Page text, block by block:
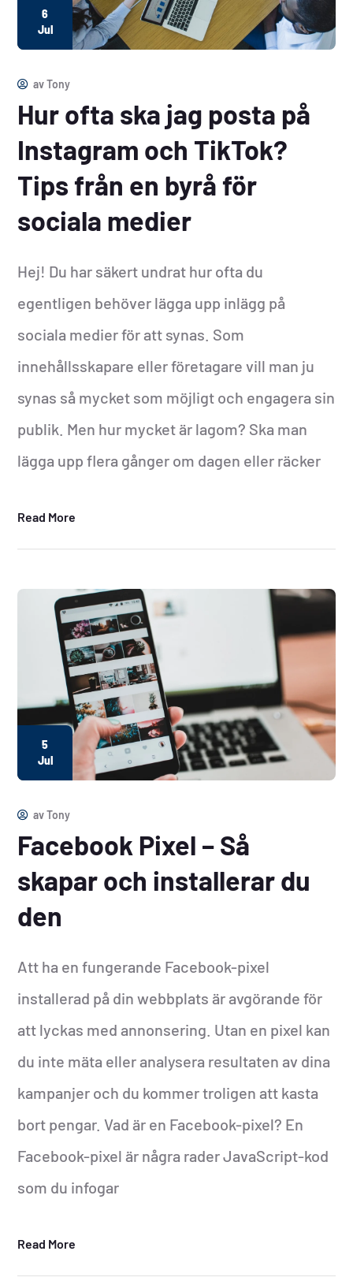
6
Jul
avTony
Hur ofta ska jag posta på
Instagram och TikTok?
Tips från en byrå för
sociala medier
Hej! Du har säkert undrat hur ofta du
egentligen behöver lägga upp inlägg på
sociala medier för att synas. Som
innehållsskapare eller företagare vill man ju
synas så mycket som möjligt och engagera sin
publik. Men hur mycket är lagom? Ska man
lägga upp flera gånger om dagen eller räcker
Read More
5
Jul
avTony
Facebook Pixel – Så
skapar och installerar du
den
Att ha en fungerande Facebook-pixel
installerad på din webbplats är avgörande för
att lyckas med annonsering. Utan en pixel kan
du inte mäta eller analysera resultaten av dina
kampanjer och du kommer troligen att kasta
bort pengar. Vad är en Facebook-pixel? En
Facebook-pixel är några rader JavaScript-kod
som du infogar
Read More